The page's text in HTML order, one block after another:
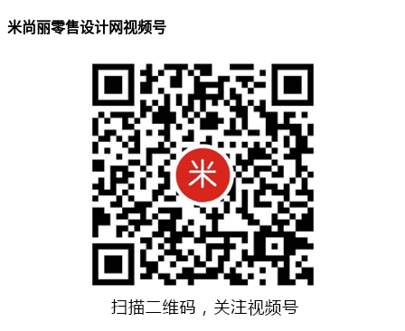
米尚丽零售设计网视频号